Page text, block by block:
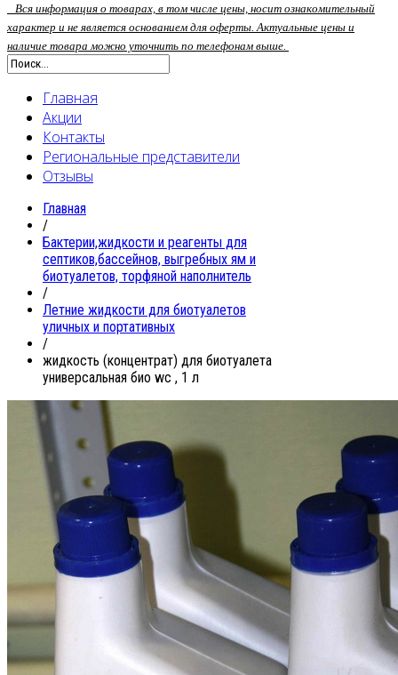
Вся информация о товарах, в том числе цены, носит ознакомительный
характер и не является основанием для оферты. Актуальные цены и
наличие товара можно уточнить по телефонам выше.
Главная
Акции
Контакты
Региональные представители
Отзывы
Главная
/
Бактерии,жидкости и реагенты для
септиков,бассейнов, выгребных ям и
биотуалетов, торфяной наполнитель
/
Летние жидкости для биотуалетов
уличных и портативных
/
жидкость (концентрат) для биотуалета
универсальная био wc , 1 л